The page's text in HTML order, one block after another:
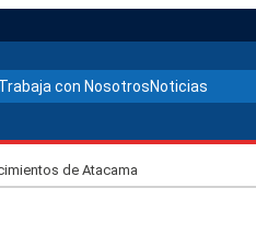
Trabaja con NosotrosNoticias
de Atacama